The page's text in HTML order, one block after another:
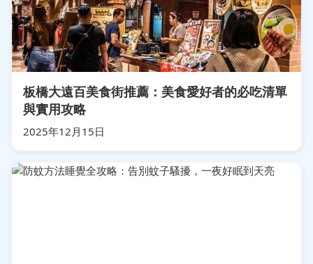
板橋大遠百美食街推薦：美食愛好者的必吃清單
與實用攻略
2025年12月15日